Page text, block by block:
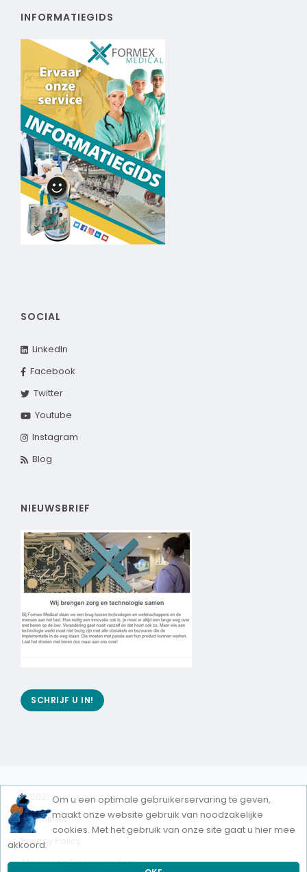
INFORMATIEGIDS
SOCIAL
LinkedIn
Facebook
Twitter
Youtube
Instagram
Blog
NIEUWSBRIEF
SCHRIJF U IN!
© 2021
Disclaimer
Privacy Policy
Algemene Voorwaarden
Om u een optimale gebruikerservaring te geven,
maakt onze website gebruik van noodzakelijke
cookies. Met het gebruik van onze site gaat u hier mee
akkoord.